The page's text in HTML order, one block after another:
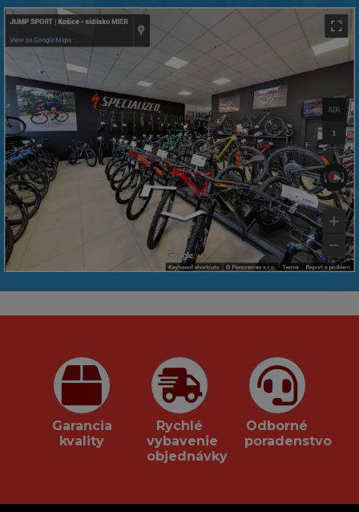
Garancia
kvality
Rychlé
vybavenie
objednávky
Odborné
poradenstvo